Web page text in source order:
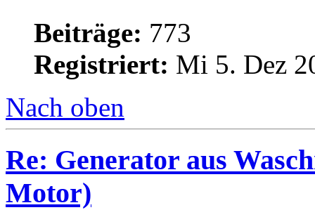
Beiträge: 773
Registriert: Mi 5. Dez
Nach oben
Re: Generator aus
Motor)